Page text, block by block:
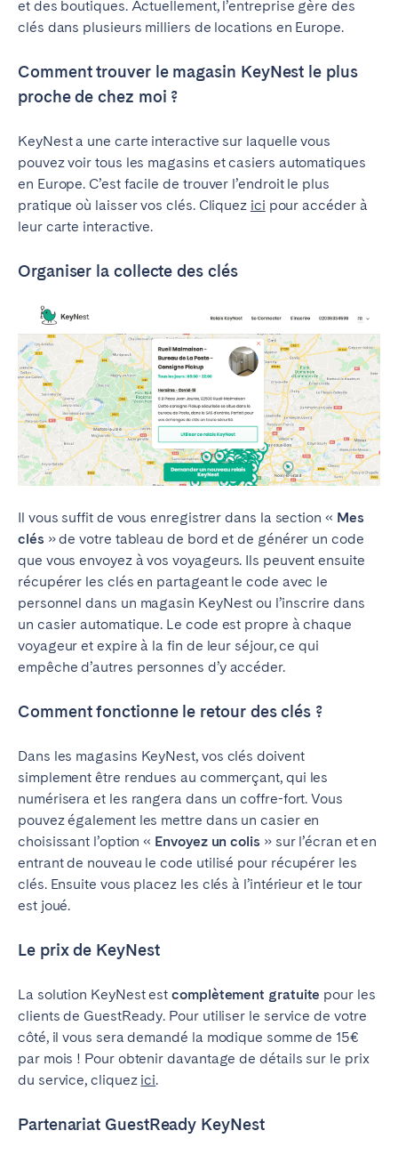
et des boutiques. Actuellement, l’entreprise gère des
clés dans plusieurs milliers de locations en Europe.
Comment trouver le magasin KeyNest le plus
proche de chez moi ?
KeyNest a une carte interactive sur laquelle vous
pouvez voir tous les magasins et casiers automatiques
en Europe. C’est facile de trouver l’endroit le plus
pratique où laisser vos clés. Cliquez ici pour accéder à
leur carte interactive.
Organiser la collecte des clés
Il vous suffit de vous enregistrer dans la section « Mes
clés » de votre tableau de bord et de générer un code
que vous envoyez à vos voyageurs. Ils peuvent ensuite
récupérer les clés en partageant le code avec le
personnel dans un magasin KeyNest ou l’inscrire dans
un casier automatique. Le code est propre à chaque
voyageur et expire à la fin de leur séjour, ce qui
empêche d’autres personnes d’y accéder.
Comment fonctionne le retour des clés ?
Dans les magasins KeyNest, vos clés doivent
simplement être rendues au commerçant, qui les
numérisera et les rangera dans un coffre-fort. Vous
pouvez également les mettre dans un casier en
choisissant l’option « Envoyez un colis » sur l’écran et en
entrant de nouveau le code utilisé pour récupérer les
clés. Ensuite vous placez les clés à l’intérieur et le tour
est joué.
Le prix de KeyNest
La solution KeyNest estcomplètement gratuite pour les
clients de GuestReady. Pour utiliser le service de votre
côté, il vous sera demandé la modique somme de 15€
par mois ! Pour obtenir davantage de détails sur le prix
du service, cliquez ici.
Partenariat GuestReady KeyNest
Porto
Setúbal
Viana do Castelo
MADÈRE
AZORES
Ponta Delgada
Aller sur la page globale